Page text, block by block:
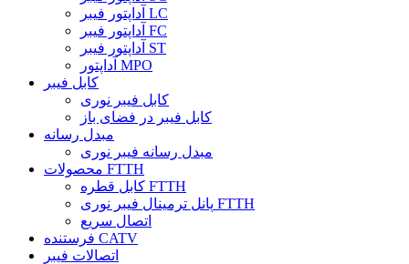
آداپتور فیبر LC
آداپتور فیبر FC
آداپتور فیبر ST
آداپتور MPO
کابل فیبر
کابل فیبر نوری
کابل فیبر در فضای باز
مبدل رسانه
مبدل رسانه فیبر نوری
محصولات FTTH
کابل قطره FTTH
پانل ترمینال فیبر نوری FTTH
اتصال سریع
فرستنده CATV
اتصالات فیبر